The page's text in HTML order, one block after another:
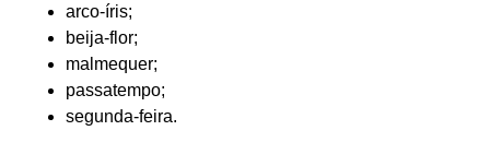
arco-íris;
beija-flor;
malmequer;
passatempo;
segunda-feira.